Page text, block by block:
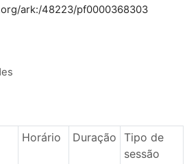
ark:/48223/pf0000368303
Horário Duração Tipo de
sessão